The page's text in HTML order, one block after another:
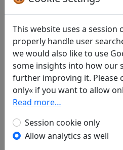
"Reich war die Ernte" (
——— Hochzeitslieder, 10.
kalt" (
Feng yu 風雨
——— Opferhymnen aus
"Groß sind die weiten
tian" 甫田 "倬彼甫田"
——— Opferhymnen aus
"Wildenten sind im
——— Die Legenden der
"Herzog Liu" (Gong liu 公劉
——— Opferhymnen aus
This website uses a session
properly handle user
we would also like to use
some insights into how our
further improving it. Please
only« if you want to allow
Read more…
Session cookie only
Allow analytics as well